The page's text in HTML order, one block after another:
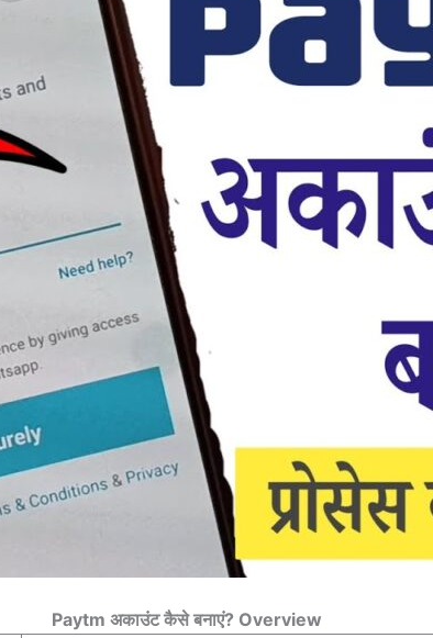
Paytm अकाउंट कैसे बनाएं? Overview